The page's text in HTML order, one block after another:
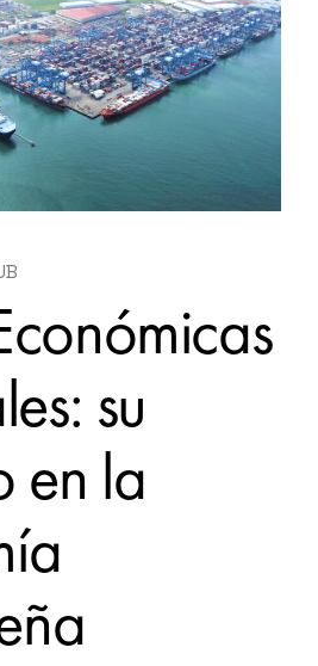
su
en la